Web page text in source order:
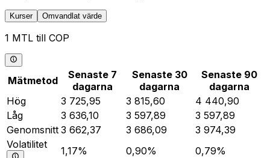
Kurser Omvandlat värde
1 MTL till COP
Mätmetod
Senaste 7
dagarna
Senaste 30
dagarna
Senaste 90
dagarna
Hög
3 725,95 3 815,60
4 440,90
Låg
3 636,10 3 597,89
3 597,89
Genomsnitt 3 662,37 3 686,09
3 974,39
Volatilitet
1,17% 0,90% 0,79%